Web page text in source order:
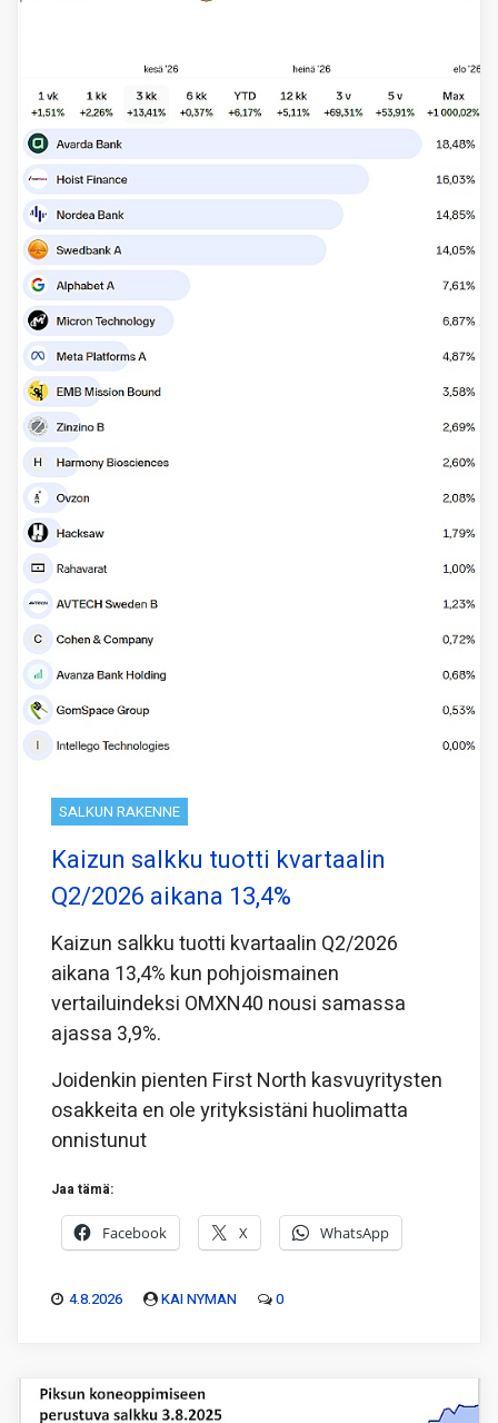
SALKUN RAKENNE
Kaizun salkku tuotti kvartaalin
Q2/2026 aikana 13,4%
Kaizun salkku tuotti kvartaalin Q2/2026
aikana 13,4% kun pohjoismainen
vertailuindeksi OMXN40 nousi samassa
ajassa 3,9%.
Joidenkin pienten First North kasvuyritysten
osakkeita en ole yrityksistäni huolimatta
onnistunut
Jaa tämä:
Facebook X WhatsApp
4.8.2026 KAI NYMAN 0